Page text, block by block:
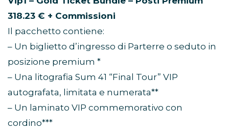
318.23 € + Commissioni
Il pacchetto contiene:
– Un biglietto d’ingresso di Parterre o seduto in
posizione premium *
– Una litografia Sum 41 “Final Tour” VIP
autografata, limitata e numerata**
– Un laminato VIP commemorativo con
cordino***